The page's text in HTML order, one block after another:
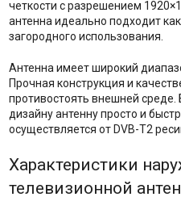
четкости с разрешением
антенна идеально подходит
загородного использования.
Антенна имеет широкий
Прочная конструкция и
противостоять внешней
дизайну антенну просто и
осуществляется от DVB-T2
Характеристики
телевизионной